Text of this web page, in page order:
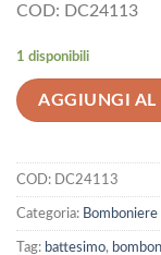
COD: DC24113
1 disponibili
AGGIUNGI AL
COD: DC24113
Categoria: Bomboniere
Tag: battesimo,